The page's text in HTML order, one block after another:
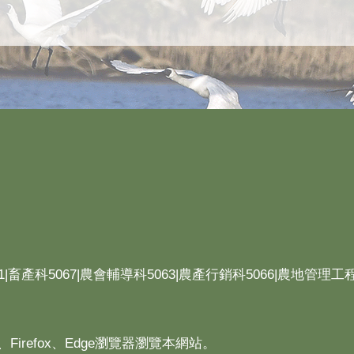
產科5067|農會輔導科5063|農產行銷科5066|農地管理工
、Edge瀏覽器瀏覽本網站。